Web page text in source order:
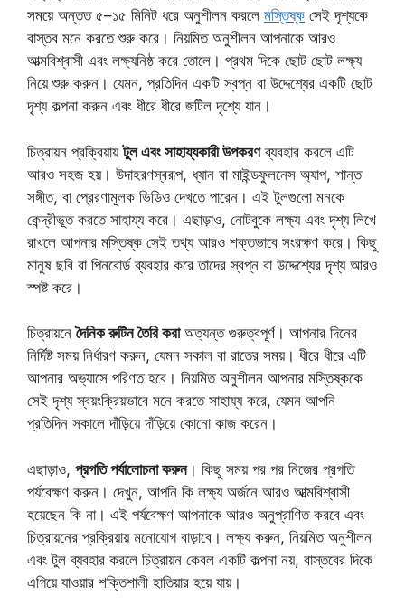
সময়ে অন্তত ৫–১৫ মিনিট ধরে অনুশীলন করলে মস্তিষ্ক সেই দৃশ্যকে
বাস্তব মনে করতে শুরু করে। নিয়মিত অনুশীলন আপনাকে আরও
আত্মবিশ্বাসী এবং লক্ষ্যনিষ্ঠ করে তোলে। প্রথম দিকে ছোট ছোট লক্ষ্য
নিয়ে শুরু করুন। যেমন, প্রতিদিন একটি স্বপ্ন বা উদ্দেশ্যের একটি ছোট
দৃশ্য কল্পনা করুন এবং ধীরে ধীরে জটিল দৃশ্যে যান।
চিত্রায়ন প্রক্রিয়ায়টুল এবং সাহায্যকারী উপকরণব্যবহার করলে এটি
আরও সহজ হয়। উদাহরণস্বরূপ, ধ্যান বা মাইন্ডফুলনেস অ্যাপ, শান্ত
সঙ্গীত, বা প্রেরণামূলক ভিডিও দেখতে পারেন। এই টুলগুলো মনকে
কেন্দ্রীভূত করতে সাহায্য করে। এছাড়াও, নোটবুকে লক্ষ্য এবং দৃশ্য লিখে
রাখলে আপনার মস্তিষ্ক সেই তথ্য আরও শক্তভাবে সংরক্ষণ করে। কিছু
মানুষ ছবি বা পিনবোর্ড ব্যবহার করে তাদের স্বপ্ন বা উদ্দেশ্যের দৃশ্য আরও
স্পষ্ট করে।
চিত্রায়নেদৈনিক রুটিন তৈরি করাঅত্যন্ত গুরুত্বপূর্ণ। আপনার দিনের
নির্দিষ্ট সময় নির্ধারণ করুন, যেমন সকাল বা রাতের সময়। ধীরে ধীরে এটি
আপনার অভ্যাসে পরিণত হবে। নিয়মিত অনুশীলন আপনার মস্তিষ্ককে
সেই দৃশ্য স্বয়ংক্রিয়ভাবে মনে করতে সাহায্য করে, যেমন আপনি
প্রতিদিন সকালে দাঁড়িয়ে দাঁড়িয়ে কোনো কাজ করেন।
এছাড়াও, প্রগতি পর্যালোচনা করুন। কিছু সময় পর পর নিজের প্রগতি
পর্যবেক্ষণ করুন। দেখুন, আপনি কি লক্ষ্য অর্জনে আরও আত্মবিশ্বাসী
হয়েছেন কি না। এই পর্যবেক্ষণ আপনাকে আরও অনুপ্রাণিত করবে এবং
চিত্রায়নের প্রক্রিয়ায় মনোযোগ বাড়াবে। লক্ষ্য করুন, নিয়মিত অনুশীলন
এবং টুল ব্যবহার করলে চিত্রায়ন কেবল একটি কল্পনা নয়, বাস্তবের দিকে
এগিয়ে যাওয়ার শক্তিশালী হাতিয়ার হয়ে যায়।